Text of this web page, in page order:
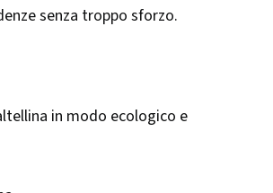
senza troppo sforzo.
in modo ecologico e